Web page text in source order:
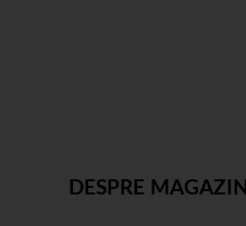
DESPRE MAGAZIN